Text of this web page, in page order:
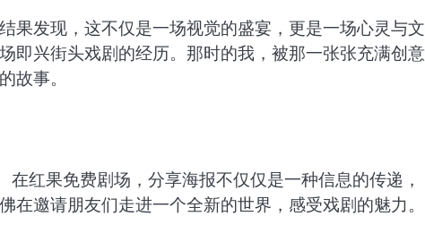
果发现，这不仅是一场视觉的盛宴，更是一场心灵与文
即兴街头戏剧的经历。那时的我，被那一张张充满创意
故事。
红果免费剧场，分享海报不仅仅是一种信息的传递，
邀请朋友们走进一个全新的世界，感受戏剧的魅力。